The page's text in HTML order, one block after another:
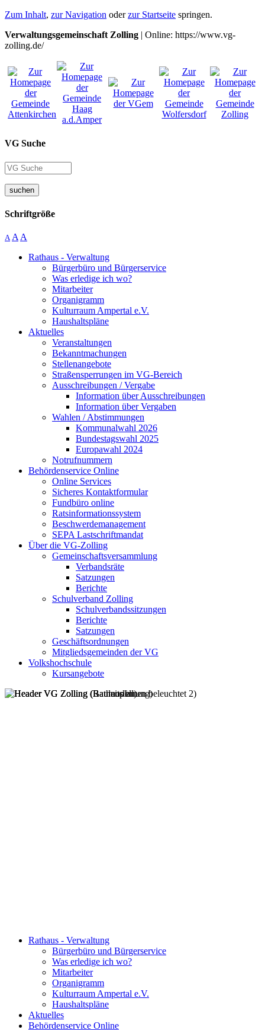
Zum Inhalt, zur Navigation oderzur Startseite springen.
Verwaltungsgemeinschaft Zolling | Online: https://www.vg-
zolling.de/
VG Suche
suchen
Schriftgröße
A A A
Rathaus - Verwaltung
Bürgerbüro und Bürgerservice
Was erledige ich wo?
Mitarbeiter
Organigramm
Kulturraum Ampertal e.V.
Haushaltspläne
Aktuelles
Veranstaltungen
Bekanntmachungen
Stellenangebote
Straßensperrungen im VG-Bereich
Ausschreibungen / Vergabe
Information über Ausschreibungen
Information über Vergaben
Wahlen / Abstimmungen
Kommunalwahl 2026
Bundestagswahl 2025
Europawahl 2024
Notrufnummern
Behördenservice Online
Online Services
Sicheres Kontaktformular
Fundbüro online
Ratsinformationssystem
Beschwerdemanagement
SEPA Lastschriftmandat
Über die VG-Zolling
Gemeinschaftsversammlung
Verbandsräte
Satzungen
Berichte
Schulverband Zolling
Schulverbandssitzungen
Berichte
Satzungen
Geschäftsordnungen
Mitgliedsgemeinden der VG
Volkshochschule
Kursangebote
Rathaus - Verwaltung
Bürgerbüro und Bürgerservice
Was erledige ich wo?
Mitarbeiter
Organigramm
Kulturraum Ampertal e.V.
Haushaltspläne
Aktuelles
Behördenservice Online